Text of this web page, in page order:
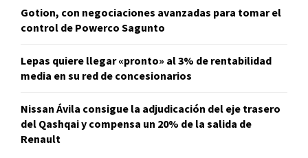
Gotion, con negociaciones avanzadas para tomar el
control de Powerco Sagunto
Lepas quiere llegar «pronto» al 3% de rentabilidad
media en su red de concesionarios
Nissan Ávila consigue la adjudicación del eje trasero
del Qashqai y compensa un 20% de la salida de
Renault